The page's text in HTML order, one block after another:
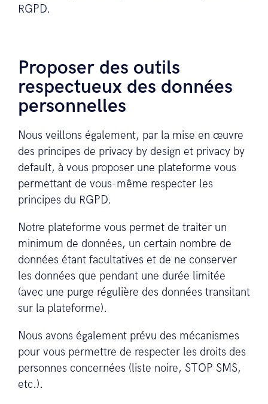
RGPD.
Proposer des outils
respectueux des données
personnelles
Nous veillons également, par la mise en œuvre
des principes de privacy by design et privacy by
default, à vous proposer une plateforme vous
permettant de vous-même respecter les
principes du RGPD.
Notre plateforme vous permet de traiter un
minimum de données, un certain nombre de
données étant facultatives et de ne conserver
les données que pendant une durée limitée
(avec une purge régulière des données transitant
sur la plateforme).
Nous avons également prévu des mécanismes
pour vous permettre de respecter les droits des
personnes concernées (liste noire, STOP SMS,
etc.).